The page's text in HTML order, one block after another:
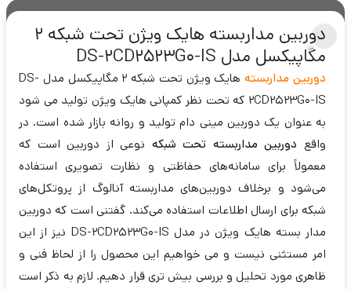
دوربین مداربسته هایک ویژن تحت شبکه 2
مگاپیکسل مدل DS-2CD2523G0-IS
دوربین مداربسته
هایک ویژن تحت شبکه 2 مگاپیکسل مدل DS-
2CD2523G0-IS که تحت نظر کمپانی هایک ویژن تولید می شود
به عنوان یک دوربین مینی دام تولید و روانه بازار شده است. در
واقع دوربین مداربسته تحت شبکه نوعی از دوربین است که
معمولاً برای سامانه‌های حفاظتی و نظارت تصویری استفاده
می‌شود و برخلاف دوربین‌های مداربسته آنالوگ از پروتکل‌های
شبکه برای ارسال اطلاعات استفاده می‌کند. گفتنی است که دوربین
مدار بسته هایک ویژن در مدل DS-2CD2523G0-IS نیز از این
امر مستثنی نیست و می خواهیم این محصول را از لحاظ فنی و
ظاهری مورد تحلیل و بررسی بیش تری قرار دهیم. لازم به ذکر است